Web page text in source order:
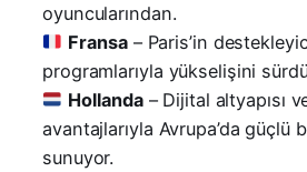
oyuncularından.
Fransa– Paris’in
programlarıyla yükselişini
Hollanda– Dijital altyapısı
avantajlarıyla Avrupa’da güçlü
sunuyor.